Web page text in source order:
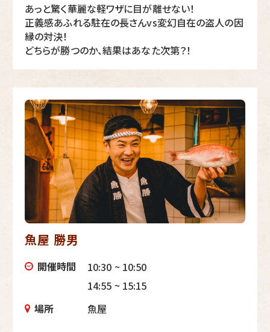
あっと驚く華麗な軽ワザに目が離せない！
正義感あふれる駐在の長さんvs変幻自在の盗人の因
縁の対決！
どちらが勝つのか、結果はあなた次第？！
魚屋 勝男
開催時間
10:30 ~ 10:50
14:55 ~ 15:15
場所
魚屋